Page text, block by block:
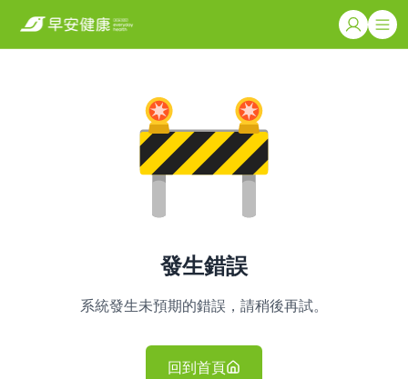
發生錯誤
系統發生未預期的錯誤，請稍後再試。
回到首頁